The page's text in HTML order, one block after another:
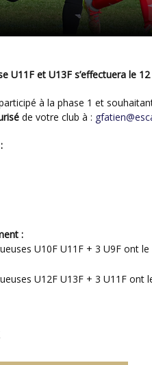
U11F et U13F s’effectuera le
à la phase 1 et
de votre club à :
:
U10F U11F + 3 U9F ont
U12F U13F + 3 U11F ont